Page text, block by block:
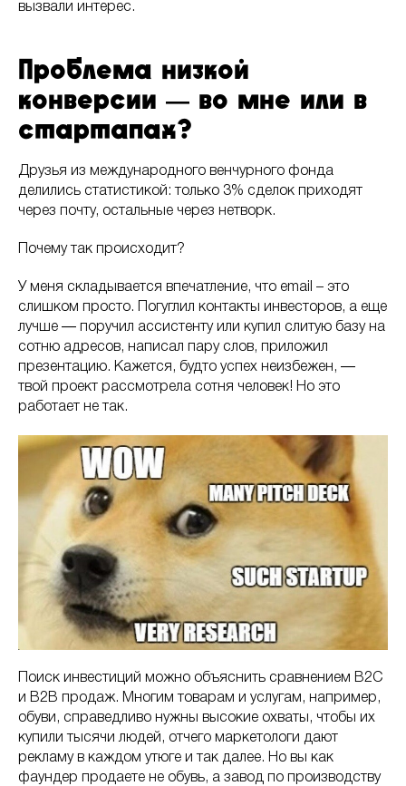
вызвали интерес.
Проблема низкой
конверсии ― во мне или в
стартапах?
Друзья из международного венчурного фонда
делились статистикой: только 3% сделок приходят
через почту, остальные через нетворк.
Почему так происходит?
У меня складывается впечатление, что email – это
слишком просто. Погуглил контакты инвесторов, а еще
лучше ― поручил ассистенту или купил слитую базу на
сотню адресов, написал пару слов, приложил
презентацию. Кажется, будто успех неизбежен, ―
твой проект рассмотрела сотня человек! Но это
работает не так.
Поиск инвестиций можно объяснить сравнением B2C
и B2B продаж. Многим товарам и услугам, например,
обуви, справедливо нужны высокие охваты, чтобы их
купили тысячи людей, отчего маркетологи дают
рекламу в каждом утюге и так далее. Но вы как
фаундер продаете не обувь, а завод по производству